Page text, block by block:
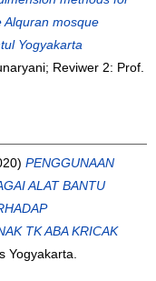
Alquran mosque
Yogyakarta
Reviwer 2: Prof.
PENGGUNAAN
ALAT BANTU
TK ABA KRICAK
Yogyakarta.